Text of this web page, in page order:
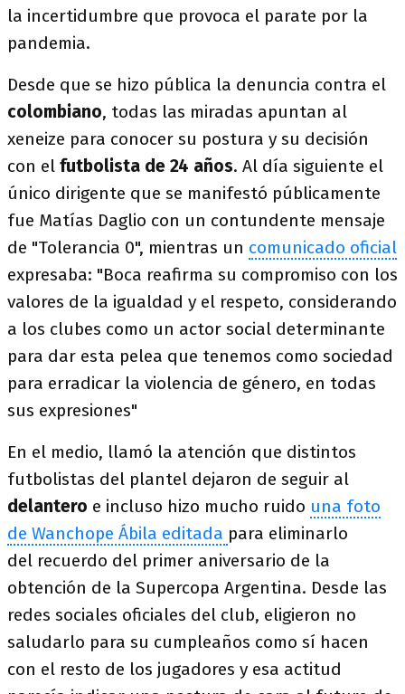
la incertidumbre que provoca el parate por la
pandemia.
Desde que se hizo pública la denuncia contra el
colombiano, todas las miradas apuntan al
xeneize para conocer su postura y su decisión
con el futbolista de 24 años. Al día siguiente el
único dirigente que se manifestó públicamente
fue Matías Daglio con un contundente mensaje
de "Tolerancia 0", mientras un comunicado oficial
expresaba: "Boca reafirma su compromiso con los
valores de la igualdad y el respeto, considerando
a los clubes como un actor social determinante
para dar esta pelea que tenemos como sociedad
para erradicar la violencia de género, en todas
sus expresiones"
En el medio, llamó la atención que distintos
futbolistas del plantel dejaron de seguir al
delantero e incluso hizo mucho ruido una foto
de Wanchope Ábila editada para eliminarlo
del recuerdo del primer aniversario de la
obtención de la Supercopa Argentina. Desde las
redes sociales oficiales del club, eligieron no
saludarlo para su cumpleaños como sí hacen
con el resto de los jugadores y esa actitud